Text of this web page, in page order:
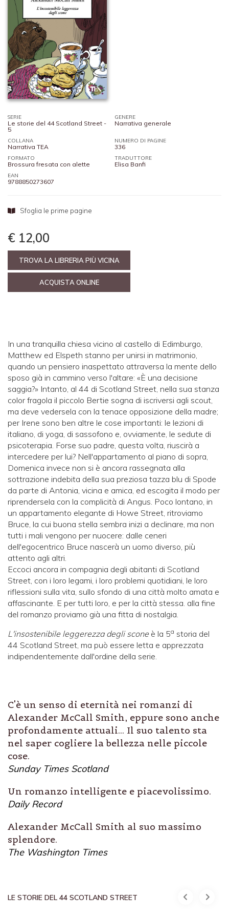
SERIE
Le storie del 44 Scotland Street -
5
GENERE
Narrativa generale
COLLANA
Narrativa TEA
NUMERO DI PAGINE
336
FORMATO
Brossura fresata con alette
TRADUTTORE
Elisa Banfi
EAN
9788850273607
Sfoglia le prime pagine
€ 12,00
TROVA LA LIBRERIA PIÙ VICINA
ACQUISTA ONLINE
In una tranquilla chiesa vicino al castello di Edimburgo,
Matthew ed Elspeth stanno per unirsi in matrimonio,
quando un pensiero inaspettato attraversa la mente dello
sposo già in cammino verso l'altare: «È una decisione
saggia?» Intanto, al 44 di Scotland Street, nella sua stanza
color fragola il piccolo Bertie sogna di iscriversi agli scout,
ma deve vedersela con la tenace opposizione della madre;
per Irene sono ben altre le cose importanti: le lezioni di
italiano, di yoga, di sassofono e, ovviamente, le sedute di
psicoterapia. Forse suo padre, questa volta, riuscirà a
intercedere per lui? Nell'appartamento al piano di sopra,
Domenica invece non si è ancora rassegnata alla
sottrazione indebita della sua preziosa tazza blu di Spode
da parte di Antonia, vicina e amica, ed escogita il modo per
riprendersela con la complicità di Angus. Poco lontano, in
un appartamento elegante di Howe Street, ritroviamo
Bruce, la cui buona stella sembra inizi a declinare, ma non
tutti i mali vengono per nuocere: dalle ceneri
dell'egocentrico Bruce nascerà un uomo diverso, più
attento agli altri.
Eccoci ancora in compagnia degli abitanti di Scotland
Street, con i loro legami, i loro problemi quotidiani, le loro
riflessioni sulla vita, sullo sfondo di una città molto amata e
affascinante. E per tutti loro, e per la città stessa. alla fine
del romanzo proviamo già una fitta di nostalgia.
L'insostenibile leggerezza degli sconeè la 5a storia del
44 Scotland Street, ma può essere letta e apprezzata
indipendentemente dall'ordine della serie.
C'è un senso di eternità nei romanzi di
Alexander McCall Smith, eppure sono anche
profondamente attuali... Il suo talento sta
nel saper cogliere la bellezza nelle piccole
cose.
Sunday Times Scotland
Un romanzo intelligente e piacevolissimo.
Daily Record
Alexander McCall Smith al suo massimo
splendore.
The Washington Times
LE STORIE DEL 44 SCOTLAND STREET